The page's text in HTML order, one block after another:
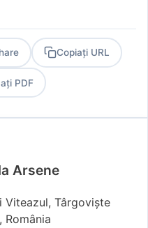
Copiați URL
PDF
Arsene
Viteazul, Târgoviște
România